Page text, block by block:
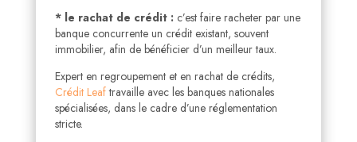
* le rachat de crédit : c’est faire racheter par une
banque concurrente un crédit existant, souvent
immobilier, afin de bénéficier d’un meilleur taux.
Expert en regroupement et en rachat de crédits,
Crédit Leaftravaille avec les banques nationales
spécialisées, dans le cadre d’une réglementation
stricte.